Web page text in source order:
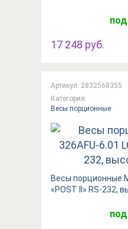
17 248 руб.
Артикул: 2832568355
Категория:
Весы порционные
Весы порционные
«POST II» RS-232,